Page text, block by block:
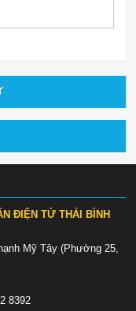
ĐIỆN TỬ THÁI BÌNH
Mỹ Tây (Phường 25,
8392